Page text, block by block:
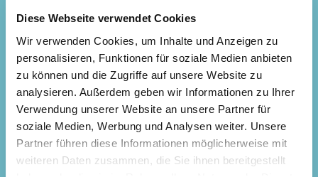
Diese Webseite verwendet Cookies
Wir verwenden Cookies, um Inhalte und Anzeigen zu
personalisieren, Funktionen für soziale Medien anbieten
zu können und die Zugriffe auf unsere Website zu
analysieren. Außerdem geben wir Informationen zu Ihrer
Verwendung unserer Website an unsere Partner für
soziale Medien, Werbung und Analysen weiter. Unsere
Partner führen diese Informationen möglicherweise mit
weiteren Daten zusammen, die Sie ihnen bereitgestellt